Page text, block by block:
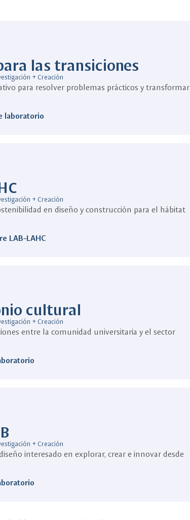
las transiciones
+ Creación
para resolver problemas prácticos y transformar
laboratorio
+ Creación
en diseño y construcción para el hábitat
LAB-LAHC
cultural
+ Creación
entre la comunidad universitaria y el sector
+ Creación
interesado en explorar, crear e innovar desde